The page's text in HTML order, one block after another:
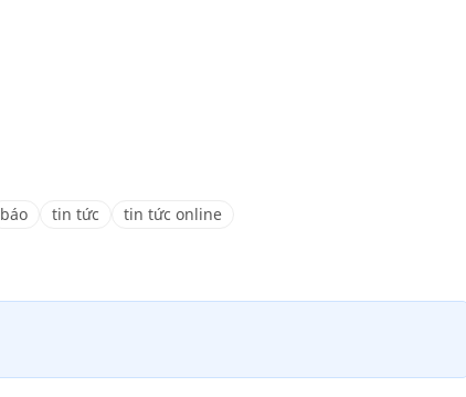
báo tin tức tin tức online